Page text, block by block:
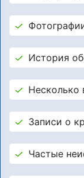
История
Несколько
Записи о
Частые